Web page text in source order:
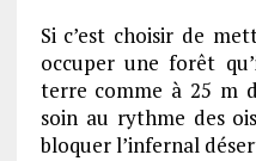
Si c’est choisir de
occuper une forêt
terre comme à 25 m
soin au rythme des
bloquer l’infernal